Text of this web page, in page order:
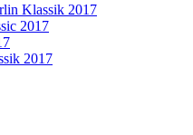
Klassik 2017
2017
2017